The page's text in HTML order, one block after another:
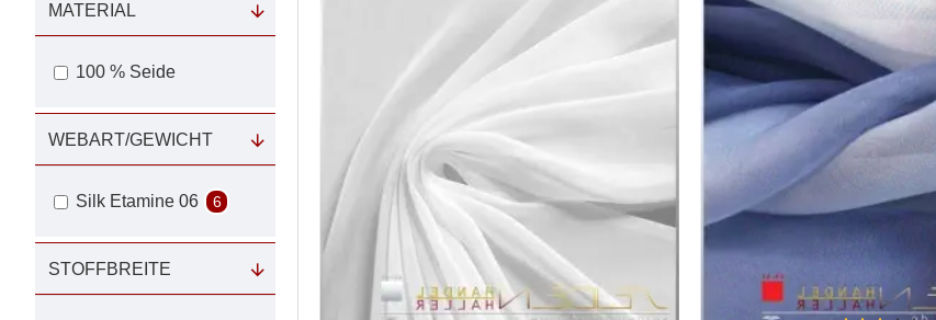
MATERIAL
100 % Seide
STOFFBREITE
WEBART/GEWICHT
Silk Etamine 06 6